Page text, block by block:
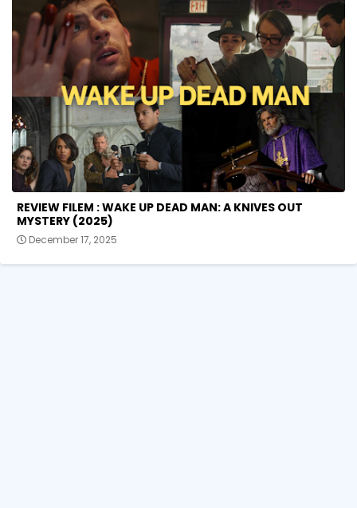
REVIEW FILEM : WAKE UP DEAD MAN: A KNIVES OUT
MYSTERY (2025)
December 17, 2025